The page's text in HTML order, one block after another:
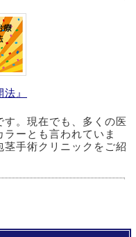
』
。現在でも、多くの医
ーとも言われていま
手術クリニックをご紹